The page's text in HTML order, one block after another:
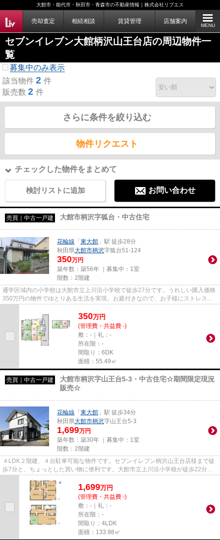
大館市・能代市・秋田市・青森市の不動産情報｜株式会社リブエス
売却査定 相続相談 賃貸管理 店舗案内
MENU
セブンイレブン大館柄沢山王台店の周辺物件一
覧
募集中のみ表示
該当物件 2 件
販売数 2 件
さらに条件を絞り込む
物件リクエスト
チェックした物件をまとめて
検討リストに追加 お問い合わせ
売買｜中古一戸建 大館市柄沢字狐台・中古住宅
花輪線 「 東大館 」駅 徒歩28分
秋田県大館市柄沢字狐台51-124
350万円
築年数：築56年 ｜募集中： 1室
階数：2階建
通学区域内の小学校は大館市立上川沿小学校で徒歩27分です。うれしい購入価格
350万円の物件でゆとりある生活を実現。お庭付きなので、お子様にストレスを
350万円
(管理費・共益費 -)
敷：-｜礼：-
所在階：-
間取り：6DK
面積：55.49㎡
売買｜中古一戸建
大館市柄沢字山王台5-3・中古住宅☆期間限定現況
販売☆
花輪線 「 東大館 」駅 徒歩34分
秋田県大館市柄沢字山王台5-3
1,699万円
築年数：築30年 ｜募集中： 1室
階数：2階建
４LDK２階建、４台駐車可能な物件です。セブンイレブン柄沢山王台店様まで徒
歩7分と、ちょっとした買い物に便利です。大館市立上川沿小学校が徒歩22分の
1,699万円
(管理費・共益費 -)
敷：-｜礼：-
所在階：-
間取り：4LDK
面積：133.98㎡